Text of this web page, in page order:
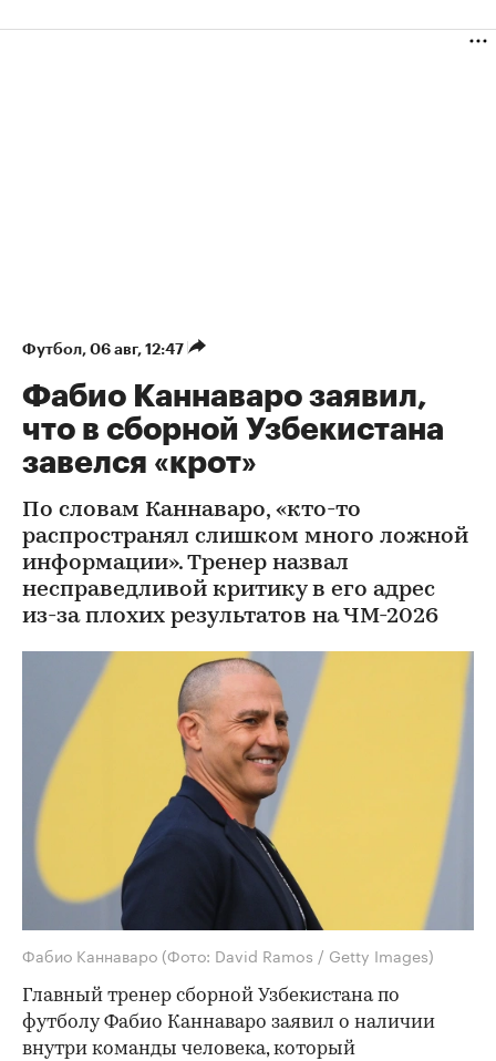
Футбол⁠, 06 авг, 12:47
Фабио Каннаваро заявил,
что в сборной Узбекистана
завелся «крот»
По словам Каннаваро, «кто-то
распространял слишком много ложной
информации». Тренер назвал
несправедливой критику в его адрес
из-за плохих результатов на ЧМ-2026
Фабио Каннаваро (Фото: David Ramos / Getty Images)
Главный тренер сборной Узбекистана по
футболу Фабио Каннаваро заявил о наличии
внутри команды человека, который